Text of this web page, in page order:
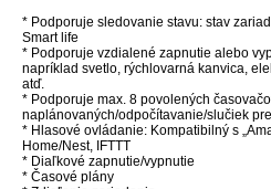
* Podporuje sledovanie stavu: stav
Smart life
* Podporuje vzdialené zapnutie alebo
napríklad svetlo, rýchlovarná kanvica,
atď.
* Podporuje max. 8 povolených
naplánovaných/odpočítavanie/slučiek
* Hlasové ovládanie: Kompatibilný s
Home/Nest, IFTTT
* Diaľkové zapnutie/vypnutie
* Časové plány